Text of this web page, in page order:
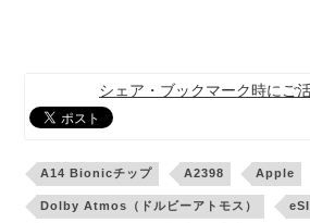
シェア・ブックマーク時にご
A14 Bionicチップ A2398 Apple
Dolby Atmos（ドルビーアトモス）